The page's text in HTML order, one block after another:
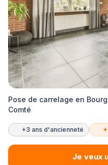
Pose de carrelage en
Comté
+3 ans d'ancienneté
Je veux